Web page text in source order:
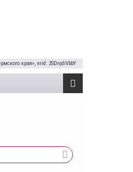
края», erid: 2SDnjdiVbbY